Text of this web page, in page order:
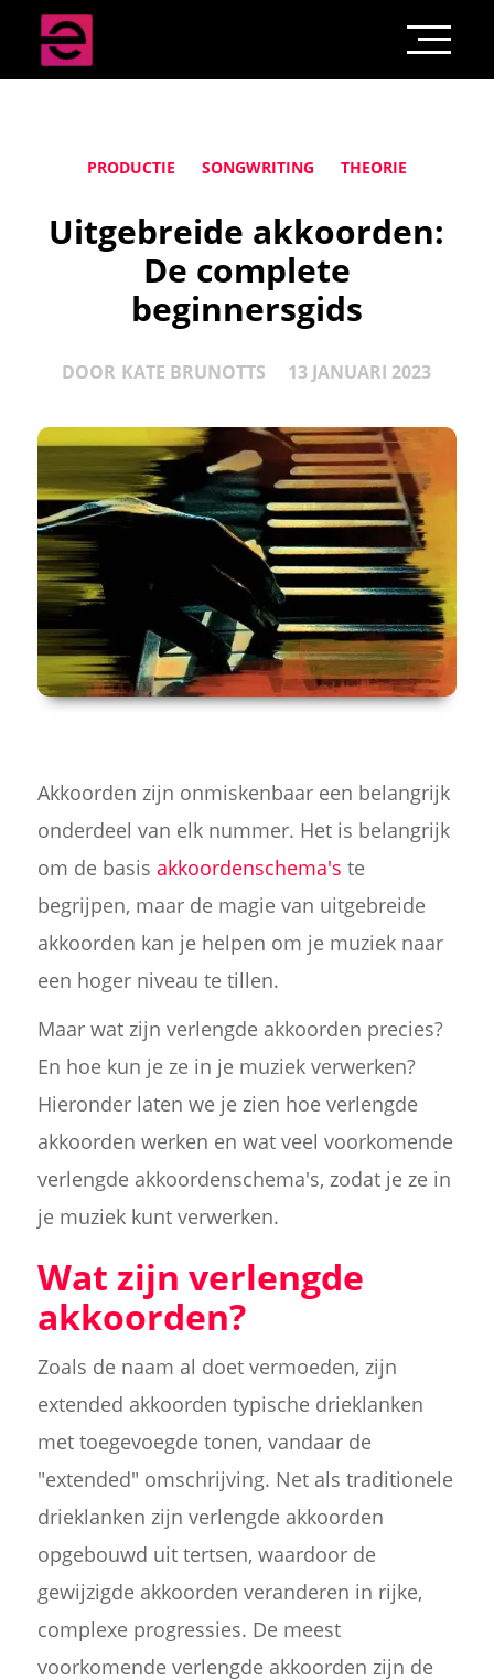
PRODUCTIE SONGWRITING THEORIE
Uitgebreide akkoorden:
De complete
beginnersgids
DOOR KATE BRUNOTTS 13 JANUARI 2023
Akkoorden zijn onmiskenbaar een belangrijk
onderdeel van elk nummer. Het is belangrijk
om de basis akkoordenschema's te
begrijpen, maar de magie van uitgebreide
akkoorden kan je helpen om je muziek naar
een hoger niveau te tillen.
Maar wat zijn verlengde akkoorden precies?
En hoe kun je ze in je muziek verwerken?
Hieronder laten we je zien hoe verlengde
akkoorden werken en wat veel voorkomende
verlengde akkoordenschema's, zodat je ze in
je muziek kunt verwerken.
Wat zijn verlengde
akkoorden?
Zoals de naam al doet vermoeden, zijn
extended akkoorden typische drieklanken
met toegevoegde tonen, vandaar de
"extended" omschrijving. Net als traditionele
drieklanken zijn verlengde akkoorden
opgebouwd uit tertsen, waardoor de
gewijzigde akkoorden veranderen in rijke,
complexe progressies. De meest
voorkomende verlengde akkoorden zijn de